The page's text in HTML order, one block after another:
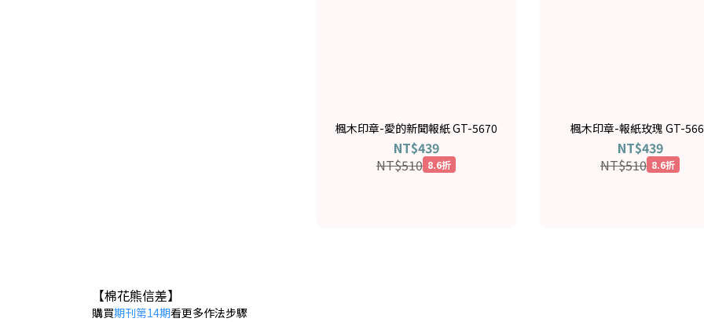
楓木印章-愛的新聞報紙 GT-5670
NT$439
NT$510 8.6折
楓木印章-報紙玫瑰 GT-
NT$439
NT$510 8.6折
【棉花熊信差】
購買期刊第14期看更多作法步驟